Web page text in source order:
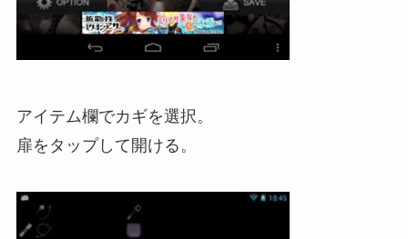
アイテム欄でカギを選択。
扉をタップして開ける。